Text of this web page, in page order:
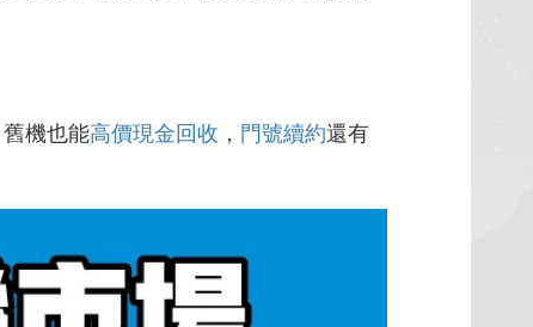
舊機也能高價現金回收 ， 門號續約還有